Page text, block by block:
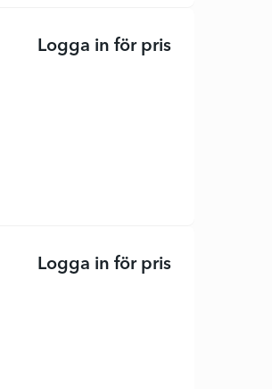
Logga in för pris
Logga in för pris